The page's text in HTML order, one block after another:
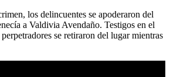
los delincuentes se apoderaron del
a Valdivia Avendaño. Testigos en el
se retiraron del lugar mientras